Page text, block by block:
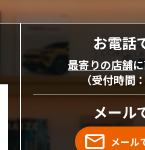
お電話
最寄りの店舗
（受付時間
メール
メール